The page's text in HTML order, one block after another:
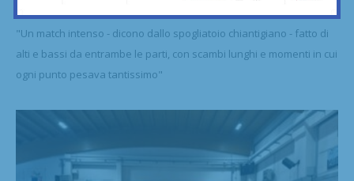
"Un match intenso - dicono dallo spogliatoio chiantigiano - fatto di
alti e bassi da entrambe le parti, con scambi lunghi e momenti in cui
ogni punto pesava tantissimo"